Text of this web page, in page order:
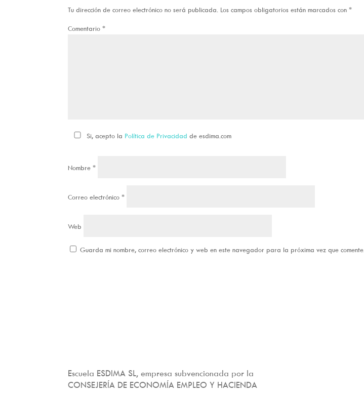
Tu dirección de correo electrónico no será publicada. Los campos obligatorios están marcados con*
Comentario*
Si, acepto la Política de Privacidad de esdima.com
Nombre*
Correo electrónico*
Web
Guarda mi nombre, correo electrónico y web en este navegador para la próxima vez que comente.
Escuela ESDIMA SL, empresa subvencionada por la
CONSEJERÍA DE ECONOMÍA EMPLEO Y HACIENDA